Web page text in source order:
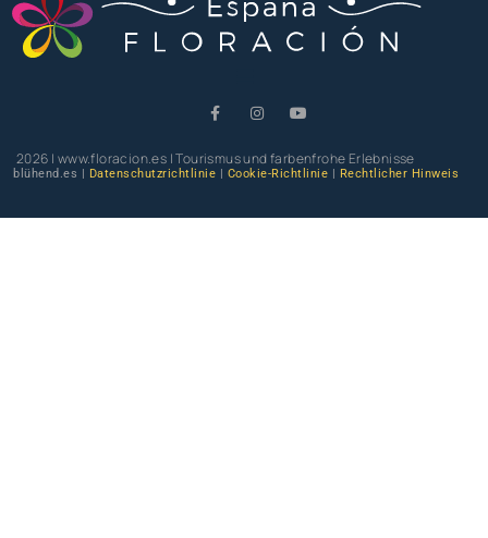
2026 | www.floracion.es | Tourismus und farbenfrohe Erlebnisse
blühend.es | Datenschutzrichtlinie | Cookie-Richtlinie | Rechtlicher Hinweis